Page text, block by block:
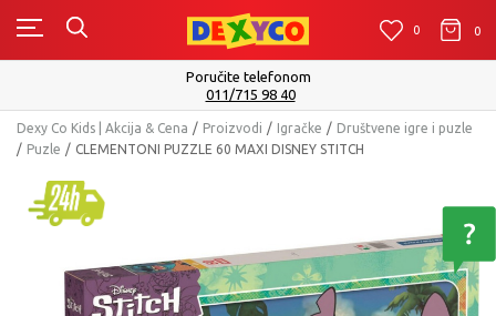
0 0 0
Poručite telefonom
011/715 98 40
Dexy Co Kids | Akcija & Cena Proizvodi Igračke
Društvene igre i puzle
Puzle
CLEMENTONI PUZZLE 60 MAXI DISNEY STITCH